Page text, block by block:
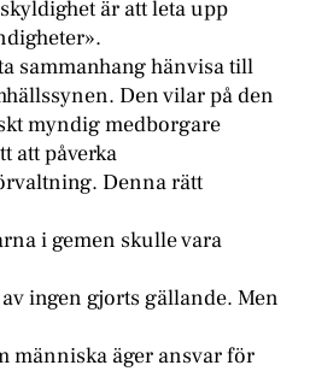
är att leta upp
sammanhang hänvisa till
Den vilar på den
myndig medborgare
att påverka
Denna rätt
i gemen skulle vara
ingen gjorts gällande. Men
människa äger ansvar för